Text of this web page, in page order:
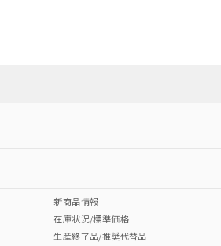
ダウン
Cr(VI)
新商品情報
在庫状況/標準価格
生産終了品/推奨代替品